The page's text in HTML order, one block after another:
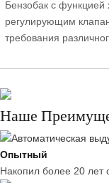
Бензобак с функцией
регулирующим
требования
Наше
Опытный
Накопил более 20 лет